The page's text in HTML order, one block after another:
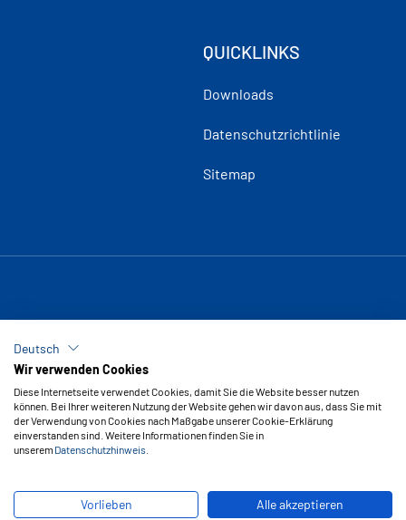
QUICKLINKS
Downloads
Datenschutzrichtlinie
Sitemap
Copyright © 2026 Vipal Rubber
Deutsch
Wir verwenden Cookies
Diese Internetseite verwendet Cookies, damit Sie die Website besser nutzen
können. Bei Ihrer weiteren Nutzung der Website gehen wir davon aus, dass Sie mit
der Verwendung von Cookies nach Maßgabe unserer Cookie-Erklärung
einverstanden sind. Weitere Informationen finden Sie in
unserem Datenschutzhinweis
Vorlieben Alle akzeptieren